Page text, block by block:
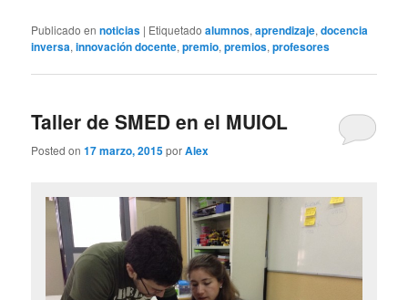
Publicado en noticias | Etiquetado alumnos,aprendizaje,docencia
inversa,innovación docente,premio,premios,profesores
Taller de SMED en el MUIOL
Posted on17 marzo, 2015porAlex